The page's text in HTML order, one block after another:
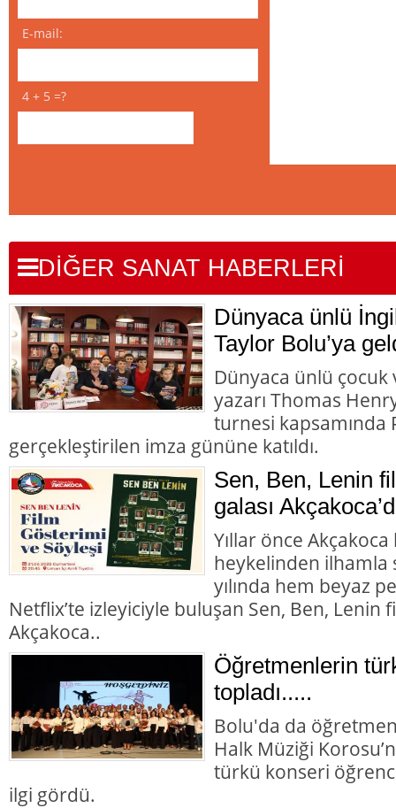
E-mail:
4 + 5 =?
DİĞER SANAT HABERLERİ
Dünyaca ünlü
Taylor Bolu’ya
Dünyaca ünlü
yazarı Thomas
turnesi kapsamında
gerçekleştirilen imza gününe katıldı.
Sen, Ben, Lenin
galası
Yıllar önce Akçakoca
heykelinden ilhamla
yılında hem beyaz
Netflix’te izleyiciyle buluşan Sen, Ben, Lenin
Akçakoca..
Öğretmenlerin
topladı.....
Bolu'da da
Halk Müziği
türkü konseri
ilgi gördü.